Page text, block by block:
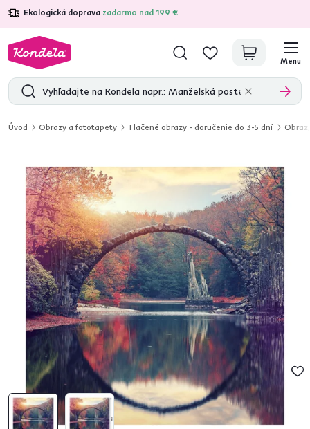
Ekologická doprava zadarmo nad 199 €
4,7 31 211overených produktových recenzií
Menu
Úvod Obrazy a fototapety Tlačené obrazy - doručenie do 3-5 dní